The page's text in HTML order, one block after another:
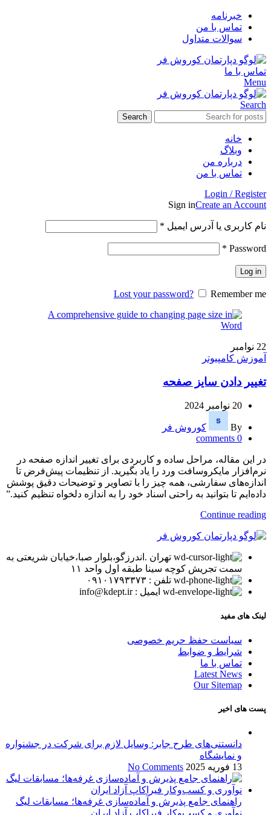
خبرنامه
تماس با من
سوالات متداول
تماس با ما
Menu
Search
Search
خانه
وبلاگ
درباره من
تماس با من
Login / Register
Sign inCreate an Account
نام کاربری یا آدرس ایمیل *
Password
*
Log in
Lost your password? Remember me
22 نوامبر
آموزش کامپیوتر
تغییر دادن سایز صفحه
20 نوامبر 2024
By
کوروش فر
0
comments
در این مقاله، مراحل ساده و کاربردی برای تغییر اندازه صفحه در
نرم‌افزار مایکروسافت ورد را یاد بگیرید. از تنظیمات پیش‌فرض تا
اندازه‌های سفارشی، همه چیز را با تصاویر و توضیحات دقیق پوشش
داده‌ایم تا بتوانید به راحتی اسناد خود را به اندازه دلخواه تنظیم کنید.”
Continue reading
تهران .اندرزگو،بلوار صبا،خیابان شریعتی به
سمت تجریش کوچه سینا طبقه اول واحد ۱۱
تلفن : ۰۹۱۰۱۷۹۳۳۷۳
ایمیل : info@kdept.ir
لینک های مفید
سیاست حفظ حریم خصوصی
شرایط و ضوابط
تماس با ما
Latest News
Our Sitemap
پست های اخیر
دانستنی‌های طرح جابر: وسایل لازم برای شرکت در جشنواره
و نمایشگاه
13 فوریه 2025
No Comments
راهنمای جامع پذیرش و آماده‌سازی غرفه‌ها؛ مسابقات لیگ